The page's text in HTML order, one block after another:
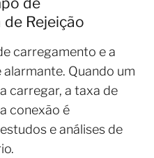
Rejeição
carregamento e a
Quando um
carregar, a taxa de
conexão é
e análises de